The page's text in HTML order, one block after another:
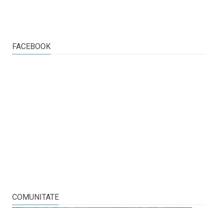
FACEBOOK
COMUNITATE